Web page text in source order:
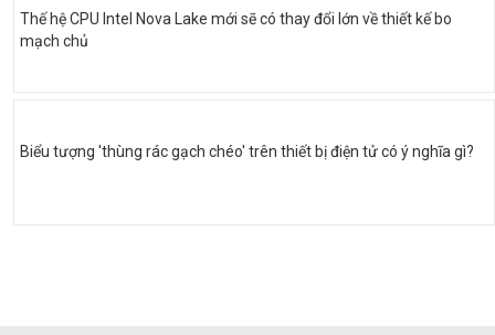
Thế hệ CPU Intel Nova Lake mới sẽ có thay đổi lớn về thiết kế bo
mạch chủ
Biểu tượng 'thùng rác gạch chéo' trên thiết bị điện tử có ý nghĩa gì?